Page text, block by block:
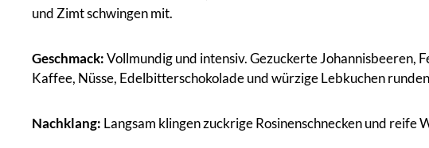
und Zimt schwingen mit.
Geschmack:Vollmundig und intensiv. Gezuckerte Johannisbeeren,
Kaffee, Nüsse, Edelbitterschokolade und würzige Lebkuchen
Nachklang: Langsam klingen zuckrige Rosinenschnecken und reife